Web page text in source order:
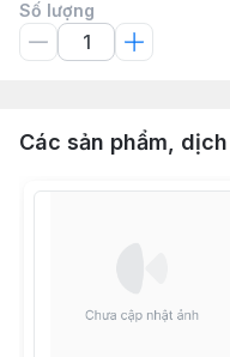
Số lượng
Các sản phẩm,